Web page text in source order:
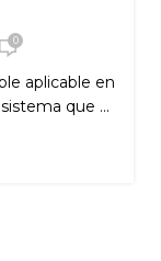
0
aplicable en
que ...